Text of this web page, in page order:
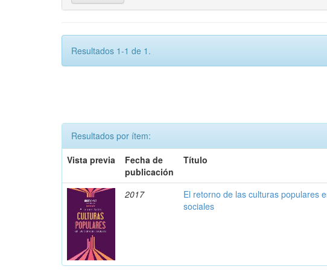
Resultados 1-1 de 1.
Resultados por ítem:
Vista previa
Fecha de
publicación
Título
2017
El retorno de las culturas populares
sociales